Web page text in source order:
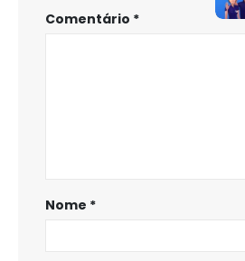
Comentário *
Nome *